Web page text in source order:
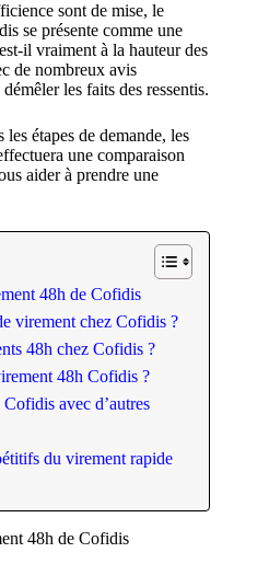
sont de mise, le
se présente comme une
il vraiment à la hauteur des
de nombreux avis
les faits des ressentis.
étapes de demande, les
une comparaison
aider à prendre une
48h de Cofidis
virement chez Cofidis ?
48h chez Cofidis ?
48h Cofidis ?
avec d’autres
du virement rapide
48h de Cofidis